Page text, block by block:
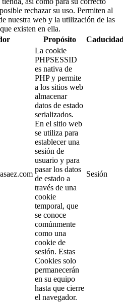
rechazar su uso. Permiten al
nuestra web y la utilización de las
existen en ella.
Propósito
La cookie
PHPSESSID
es nativa de
PHP y permite
a los sitios web
almacenar
datos de estado
serializados.
En el sitio web
se utiliza para
establecer una
sesión de
usuario y para
pasar los datos
de estado a
través de una
cookie
temporal, que
se conoce
comúnmente
como una
cookie de
sesión. Estas
Cookies solo
permanecerán
en su equipo
hasta que cierre
el navegador.
Sesión